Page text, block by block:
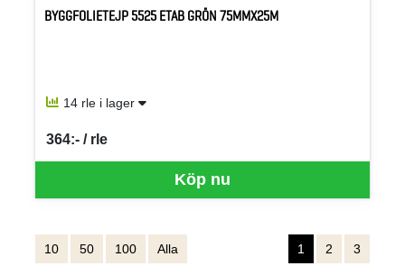
BYGGFOLIETEJP 5525 ETAB GRÖN 75MMX25M
14 rle i lager
Köp nu
364:- / rle
SEK per RLE
10 50 100 Alla 1 2 3